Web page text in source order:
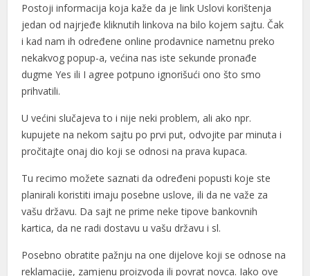
escort
giriş
giriş
Postoji informacija koja kaže da je link Uslovi korištenja
jedan od najrjeđe kliknutih linkova na bilo kojem sajtu. Čak
i kad nam ih određene online prodavnice nametnu preko
nekakvog popup-a, većina nas iste sekunde pronađe
dugme Yes ili I agree potpuno ignorišući ono što smo
prihvatili.
U većini slučajeva to i nije neki problem, ali ako npr.
kupujete na nekom sajtu po prvi put, odvojite par minuta i
pročitajte onaj dio koji se odnosi na prava kupaca.
Tu recimo možete saznati da određeni popusti koje ste
planirali koristiti imaju posebne uslove, ili da ne važe za
vašu državu. Da sajt ne prime neke tipove bankovnih
kartica, da ne radi dostavu u vašu državu i sl.
Posebno obratite pažnju na one dijelove koji se odnose na
reklamacije, zamjenu proizvoda ili povrat novca. Iako ove